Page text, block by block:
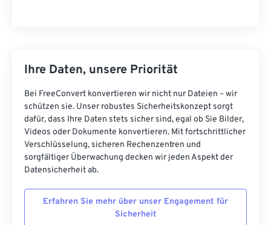
Ihre Daten, unsere Priorität
Bei FreeConvert konvertieren wir nicht nur Dateien – wir
schützen sie. Unser robustes Sicherheitskonzept sorgt
dafür, dass Ihre Daten stets sicher sind, egal ob Sie Bilder,
Videos oder Dokumente konvertieren. Mit fortschrittlicher
Verschlüsselung, sicheren Rechenzentren und
sorgfältiger Überwachung decken wir jeden Aspekt der
Datensicherheit ab.
Erfahren Sie mehr über unser Engagement für
Sicherheit